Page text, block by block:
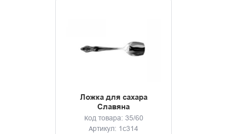
Ложка для сахара
Славяна
Код товара: 35/60
Артикул: 1с314